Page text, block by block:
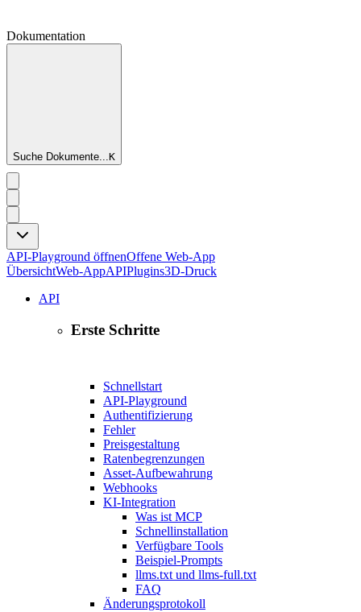
Dokumentation
Suche Dokumente...K
API-Playground öffnenOffene Web-App
ÜbersichtWeb-AppAPIPlugins3D-Druck
API
Erste Schritte
Schnellstart
API-Playground
Authentifizierung
Fehler
Preisgestaltung
Ratenbegrenzungen
Asset-Aufbewahrung
Webhooks
KI-Integration
Was ist MCP
Schnellinstallation
Verfügbare Tools
Beispiel-Prompts
llms.txt und llms-full.txt
FAQ
Änderungsprotokoll